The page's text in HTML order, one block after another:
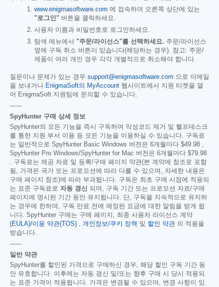
www.enigmasoftware.com 에 접속하여 오른쪽 상단에 있는
"로그인" 버튼을 클릭하세요.
사용자 이름과 비밀번호로 로그인하세요.
탐색 메뉴에서 "주문/라이선스"를 선택하세요. 주문/라이선스
옆에 구독 취소 버튼이 있습니다(해당하는 경우). 참고: 주문/
제품이 여러 개인 경우 각각 개별적으로 취소해야 합니다.
질문이나 문제가 있는 경우 support@enigmasoftware.com 으로 이메일
을 보내거나 EnigmaSoft의 MyAccount 웹사이트에서 지원 티켓을 열
어 EnigmaSoft 지원팀에 문의할 수 있습니다.
------
SpyHunter 구매 상세 정보
SpyHunter의 모든 기능을 즉시 구독하여 악성코드 제거 및 헬프데스크
를 통한 지원 부서 이용 등 모든 기능을 이용하실 수 있습니다. 구독료
는 일반적으로 SpyHunter Basic Windows 버전은 6개월마다 $49.98 ,
SpyHunter Pro Windows/SpyHunter for Mac 버전은 6개월마다 $79.98
. 구독료는 제공 자료 및 등록/구매 페이지 약관(본 계약에 참조로 포함
됨, 가격은 국가 또는 프로모션에 따라 다를 수 있으며, 자세한 내용은
구매 페이지 참조)에 따라 부과됩니다. 구독은 최초 구매 시점에 적용되
는 표준 구독료로 자동 갱신 되며, 구독 기간 또는 프로모션 자료/구매
페이지에 명시된 기간 동안 유지됩니다. 단, 구독을 지속적으로 유지하
는 경우에 한하며, 구독 만료 전에 예정된 요금에 대한 알림을 받게 됩
니다. SpyHunter 구매는 구매 페이지, 최종 사용자 라이선스 계약
(EULA)/이용 약관(TOS) , 개인정보/쿠키 정책 및 할인 약관 의 적용을
받습니다.
------
일반 약관
SpyHunter를 할인된 가격으로 구매하신 경우, 해당 할인 구독 기간 동
안 유효합니다. 이후에는 자동 갱신 및/또는 향후 구매 시 당시 적용되
는 표준 가격이 적용됩니다. 가격은 변경될 수 있으며, 변경 사항이 있